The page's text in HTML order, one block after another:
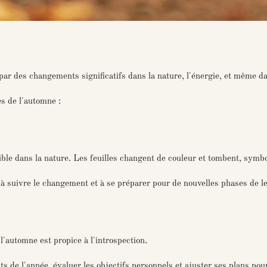
des changements significatifs dans la nature, l'énergie, et même
de l'automne :
dans la nature. Les feuilles changent de couleur et tombent,
suivre le changement et à se préparer pour de nouvelles phases de
est propice à l'introspection.